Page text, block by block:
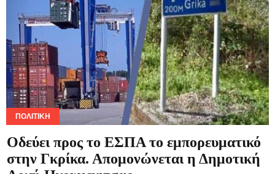
Αρχή Ηγουμενιτσας
18|06|2015